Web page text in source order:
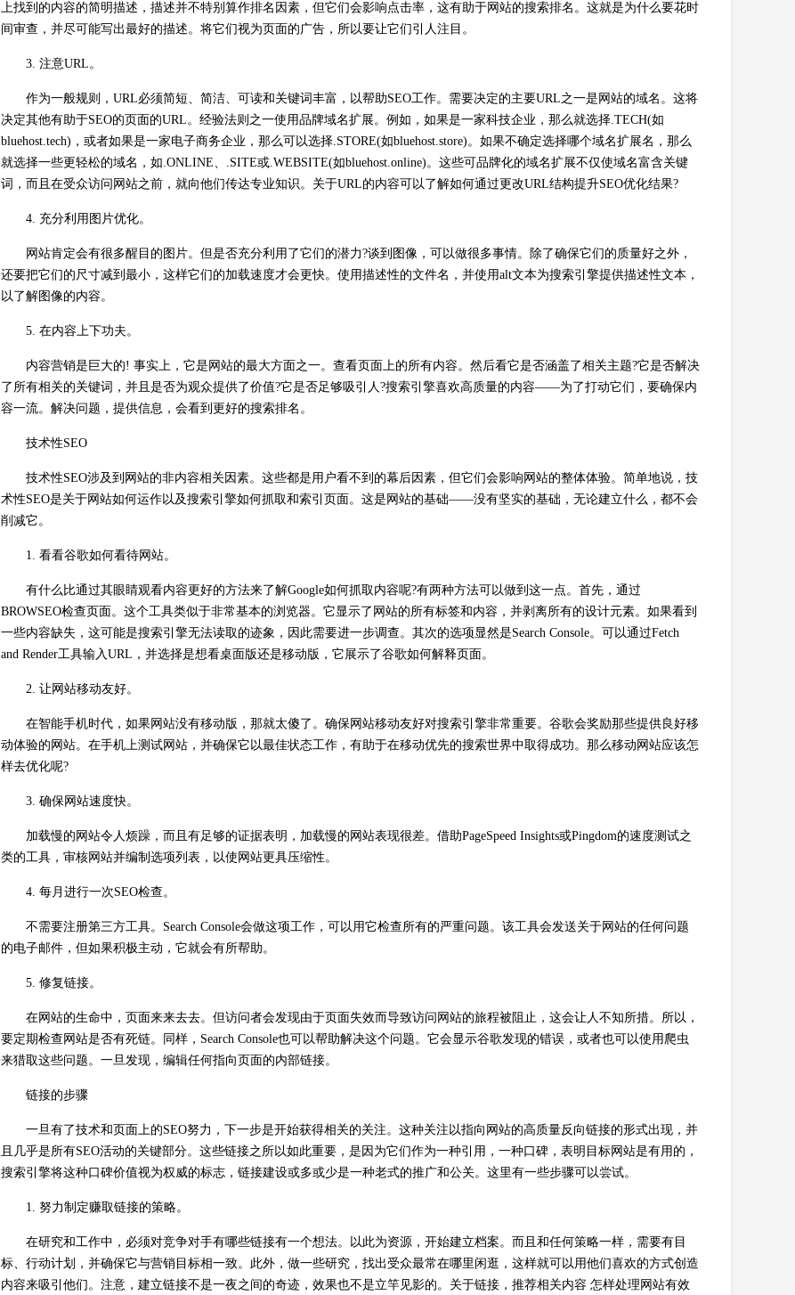
上找到的内容的简明描述，描述并不特别算作排名因素，但它们会影响点击率，这有助于网站的搜索排名。这就是为什么要花时
间审查，并尽可能写出最好的描述。将它们视为页面的广告，所以要让它们引人注目。
3. 注意URL。
作为一般规则，URL必须简短、简洁、可读和关键词丰富，以帮助SEO工作。需要决定的主要URL之一是网站的域名。这将
决定其他有助于SEO的页面的URL。经验法则之一使用品牌域名扩展。例如，如果是一家科技企业，那么就选择.TECH(如
bluehost.tech)，或者如果是一家电子商务企业，那么可以选择.STORE(如bluehost.store)。如果不确定选择哪个域名扩展名，那么
就选择一些更轻松的域名，如.ONLINE、.SITE或.WEBSITE(如bluehost.online)。这些可品牌化的域名扩展不仅使域名富含关键
词，而且在受众访问网站之前，就向他们传达专业知识。关于URL的内容可以了解如何通过更改URL结构提升SEO优化结果?
4. 充分利用图片优化。
网站肯定会有很多醒目的图片。但是否充分利用了它们的潜力?谈到图像，可以做很多事情。除了确保它们的质量好之外，
还要把它们的尺寸减到最小，这样它们的加载速度才会更快。使用描述性的文件名，并使用alt文本为搜索引擎提供描述性文本，
以了解图像的内容。
5. 在内容上下功夫。
内容营销是巨大的! 事实上，它是网站的最大方面之一。查看页面上的所有内容。然后看它是否涵盖了相关主题?它是否解决
了所有相关的关键词，并且是否为观众提供了价值?它是否足够吸引人?搜索引擎喜欢高质量的内容——为了打动它们，要确保内
容一流。解决问题，提供信息，会看到更好的搜索排名。
技术性SEO
技术性SEO涉及到网站的非内容相关因素。这些都是用户看不到的幕后因素，但它们会影响网站的整体体验。简单地说，技
术性SEO是关于网站如何运作以及搜索引擎如何抓取和索引页面。这是网站的基础——没有坚实的基础，无论建立什么，都不会
削减它。
1. 看看谷歌如何看待网站。
有什么比通过其眼睛观看内容更好的方法来了解Google如何抓取内容呢?有两种方法可以做到这一点。首先，通过
BROWSEO检查页面。这个工具类似于非常基本的浏览器。它显示了网站的所有标签和内容，并剥离所有的设计元素。如果看到
一些内容缺失，这可能是搜索引擎无法读取的迹象，因此需要进一步调查。其次的选项显然是Search Console。可以通过Fetch
and Render工具输入URL，并选择是想看桌面版还是移动版，它展示了谷歌如何解释页面。
2. 让网站移动友好。
在智能手机时代，如果网站没有移动版，那就太傻了。确保网站移动友好对搜索引擎非常重要。谷歌会奖励那些提供良好移
动体验的网站。在手机上测试网站，并确保它以最佳状态工作，有助于在移动优先的搜索世界中取得成功。那么移动网站应该怎
样去优化呢?
3. 确保网站速度快。
加载慢的网站令人烦躁，而且有足够的证据表明，加载慢的网站表现很差。借助PageSpeed Insights或Pingdom的速度测试之
类的工具，审核网站并编制选项列表，以使网站更具压缩性。
4. 每月进行一次SEO检查。
不需要注册第三方工具。Search Console会做这项工作，可以用它检查所有的严重问题。该工具会发送关于网站的任何问题
的电子邮件，但如果积极主动，它就会有所帮助。
5. 修复链接。
在网站的生命中，页面来来去去。但访问者会发现由于页面失效而导致访问网站的旅程被阻止，这会让人不知所措。所以，
要定期检查网站是否有死链。同样，Search Console也可以帮助解决这个问题。它会显示谷歌发现的错误，或者也可以使用爬虫
来猎取这些问题。一旦发现，编辑任何指向页面的内部链接。
链接的步骤
一旦有了技术和页面上的SEO努力，下一步是开始获得相关的关注。这种关注以指向网站的高质量反向链接的形式出现，并
且几乎是所有SEO活动的关键部分。这些链接之所以如此重要，是因为它们作为一种引用，一种口碑，表明目标网站是有用的，
搜索引擎将这种口碑价值视为权威的标志，链接建设或多或少是一种老式的推广和公关。这里有一些步骤可以尝试。
1. 努力制定赚取链接的策略。
在研究和工作中，必须对竞争对手有哪些链接有一个想法。以此为资源，开始建立档案。而且和任何策略一样，需要有目
标、行动计划，并确保它与营销目标相一致。此外，做一些研究，找出受众最常在哪里闲逛，这样就可以用他们喜欢的方式创造
内容来吸引他们。注意，建立链接不是一夜之间的奇迹，效果也不是立竿见影的。关于链接，推荐相关内容 怎样处理网站有效